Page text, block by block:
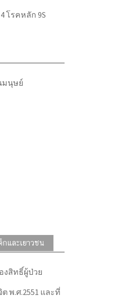
โรคหลัก 9S
มนุษย์
และเยาวชน
งสิทธิ์ผู้ป่วย
พ.ศ.2551 และที่